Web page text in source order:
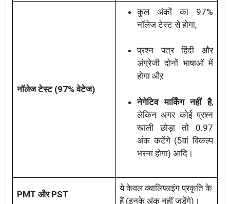
नॉलेज टेस्ट (97% वेटेज)
कुल अंकों का 97%
नॉलेज टेस्ट से होगा,
प्रश्न पत्र हिंदी और
अंग्रेजी दोनों भाषाओं में
होगा औऱ
नेगेटिव मार्किंग नहीं है,
लेकिन अगर कोई प्रश्न
खाली छोड़ा तो 0.97
अंक कटेंगे (5वां विकल्प
भरना होगा) आदि।
PMT और PST
ये केवल क्वालिफाइंग प्रकृति के
हैं (इनके अंक नहीं जुड़ेंगे)।